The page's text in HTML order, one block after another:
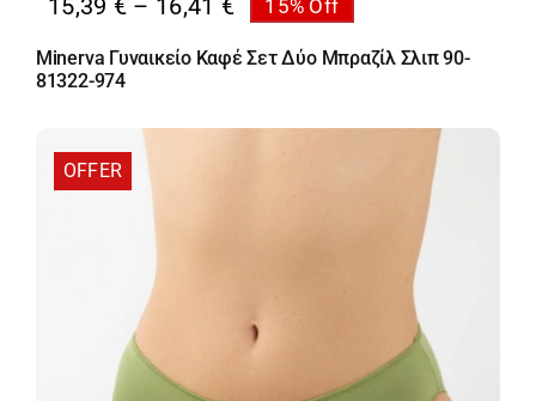
15,39 € – 16,41 €
15,39 €
15% Off
Minerva Γυναικείο Καφέ Σετ Δύο Μπραζίλ Σλιπ 90-
81322-974
OFFER